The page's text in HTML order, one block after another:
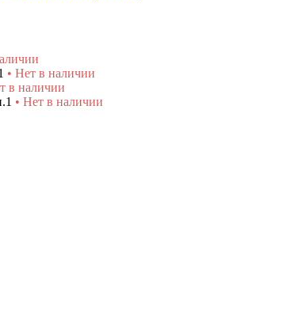
• Нет в наличии
в наличии
• Нет в наличии